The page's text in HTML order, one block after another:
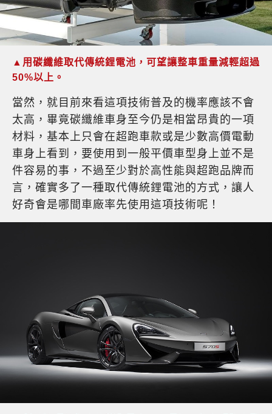
▲用碳纖維取代傳統鋰電池，可望讓整車重量減輕超過
50%以上。
當然，就目前來看這項技術普及的機率應該不會
太高，畢竟碳纖維車身至今仍是相當昂貴的一項
材料，基本上只會在超跑車款或是少數高價電動
車身上看到，要使用到一般平價車型身上並不是
件容易的事，不過至少對於高性能與超跑品牌而
言，確實多了一種取代傳統鋰電池的方式，讓人
好奇會是哪間車廠率先使用這項技術呢！